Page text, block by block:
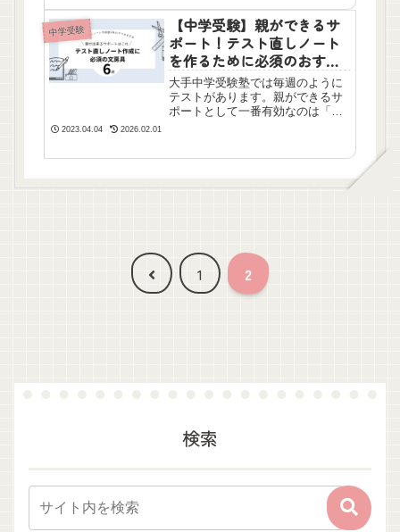
たらぜひこの本を読んでみてくだ
さい。簡単なテストから苦手な場
所があぶりだせるかもしれませ
ん。
中学受験
【中学受験】親ができるサ
ポート！テスト直しノート
を作るために必須のおすす
め文房具6選
大手中学受験塾では毎週のように
テストがあります。親ができるサ
ポートとして一番有効なのは「解
2023.04.04 2026.02.01
前
1 2
検索